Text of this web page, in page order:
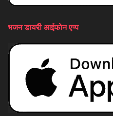
भजन डायरी आईफोन एप्प